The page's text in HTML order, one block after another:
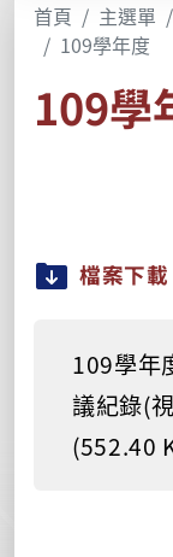
首頁 主選單
109學年度
109學
檔案下載
109學年
議紀錄(
(552.40